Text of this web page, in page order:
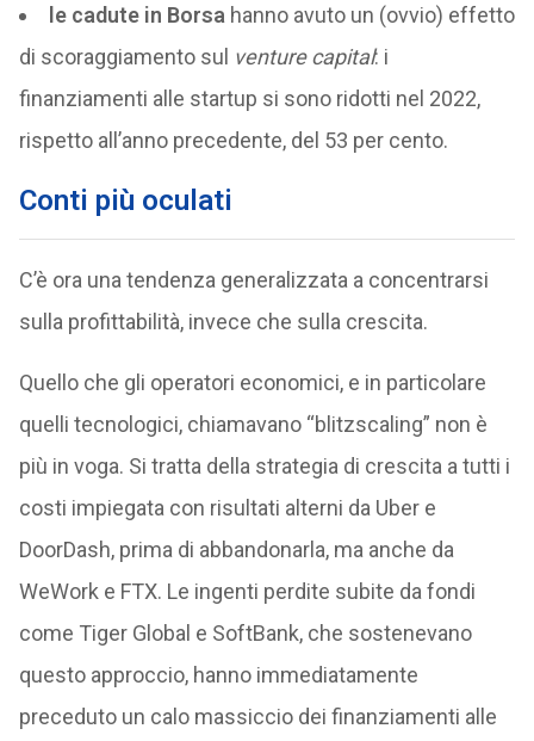
le cadute in Borsa hanno avuto un (ovvio) effetto
di scoraggiamento sul venture capital: i
finanziamenti alle startup si sono ridotti nel 2022,
rispetto all’anno precedente, del 53 per cento.
Conti più oculati
C’è ora una tendenza generalizzata a concentrarsi
sulla profittabilità, invece che sulla crescita.
Quello che gli operatori economici, e in particolare
quelli tecnologici, chiamavano “blitzscaling” non è
più in voga. Si tratta della strategia di crescita a tutti i
costi impiegata con risultati alterni da Uber e
DoorDash, prima di abbandonarla, ma anche da
WeWork e FTX. Le ingenti perdite subite da fondi
come Tiger Global e SoftBank, che sostenevano
questo approccio, hanno immediatamente
preceduto un calo massiccio dei finanziamenti alle